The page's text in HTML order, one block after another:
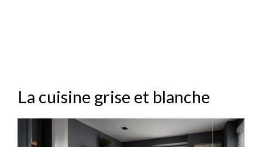
La cuisine grise et blanche